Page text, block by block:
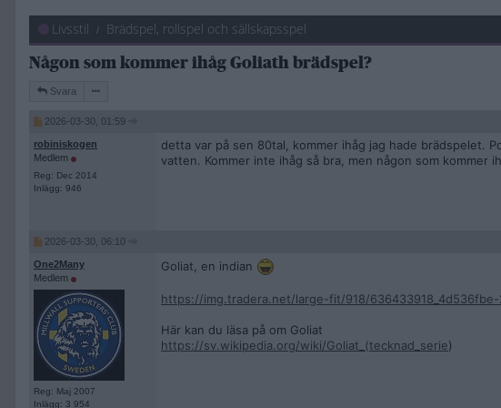
Livsstil Brädspel, rollspel och sällskapsspel
Någon som kommer ihåg Goliath brädspel?
Svara
2026-03-30, 01:59
robiniskogen
Medlem
Reg: Dec 2014
Inlägg: 946
detta var på sen 80tal, kommer ihåg jag hade brädspelet.
vatten. Kommer inte ihåg så bra, men någon som kommer
2026-03-30, 06:10
One2Many
Medlem
Reg: Maj 2007
Inlägg: 3 954
Goliat, en indian
https://img.tradera.net/large-fit/918/
Här kan du läsa på om Goliat
https://sv.wikipedia.org/wiki/Goliat_(tecknad_serie)